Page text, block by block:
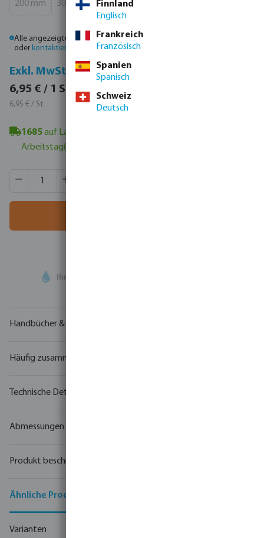
200 mm
(Diese Option ist zurzeit nicht verfügbar.)
300 mm
(Diese Option ist zurzeit nicht verfügbar.)
Alle angezeigten Preise sind Bruttopreise. Bitte
oderkontaktieren Sie den Vertrieb, um individuelle Preise zu erhalten.
Exkl. MwSt.
6,95 € / 1 St.
6,95 € / St.
Inkl. MwSt.
8,27 € / St.
1685auf Lager in Veghel, NL
Arbeitstag(e)
Produkt Anzahl: Gib den gewünschten Wert ein oder
Ihr
Handbücher & Zeichnungen
Häufig zusammen gekauft
Technische Details
Abmessungen
Produkt beschreibung
Ähnliche Produkte
Varianten
Finnland
Englisch
Frankreich
Französisch
Spanien
Spanisch
Schweiz
Deutsch